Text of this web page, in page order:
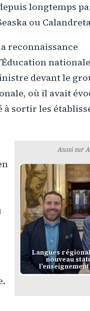
longtemps
ou
reconnaissance
devant le
où il avait
à sortir les
Aussi sur
Langues
nouveau